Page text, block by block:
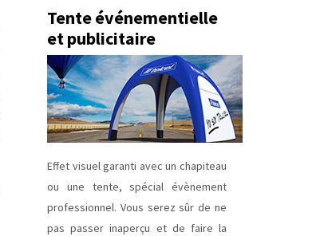
Tente événementielle
et publicitaire
Effet visuel garanti avec un chapiteau
ou une tente, spécial évènement
professionnel. Vous serez sûr de ne
pas passer inaperçu et de faire la